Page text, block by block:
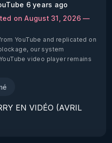
6 years ago
on August 31, 2026 —
YouTube and replicated on
our system
video player remains
EN VIDÉO (AVRIL